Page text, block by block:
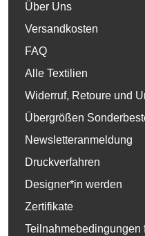
Über Uns
Versandkosten
FAQ
Alle Textilien
Widerruf, Retoure und
Übergrößen
Newsletteranmeldung
Druckverfahren
Designer*in werden
Zertifikate
Teilnahmebedingungen